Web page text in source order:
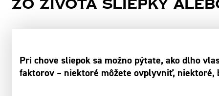
Zo života sliepky
Pri chove sliepok sa možno pýtate, ako dlho
faktorov – niektoré môžete ovplyvniť, niektoré,